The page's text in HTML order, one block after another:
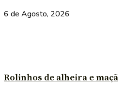
6 de Agosto, 2026
Rolinhos de alheira e maçã